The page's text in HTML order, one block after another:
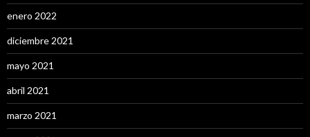
enero 2022
diciembre 2021
mayo 2021
abril 2021
marzo 2021